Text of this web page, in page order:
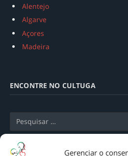
Gerenciar o
Alentejo
Algarve
Açores
Madeira
ENCONTRE NO CULTUGA